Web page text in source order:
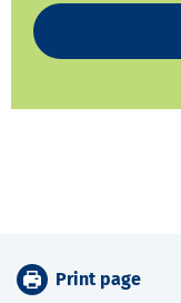
Print page